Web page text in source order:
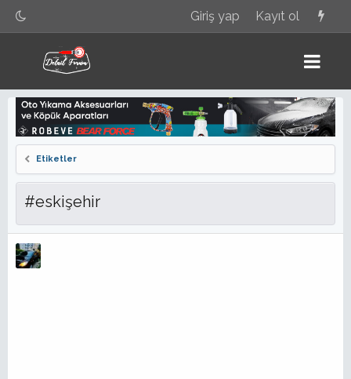
Giriş yap Kayıt ol
Etiketler
#eskişehir